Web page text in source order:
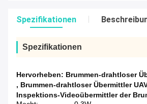
Spezifikationen
Spezifikationen
Hervorheben: Brummen-drahtloser
, Brummen-drahtloser Übermittler
Inspektions-Videoübermittler der